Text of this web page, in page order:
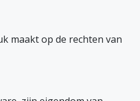
maakt op de rechten van